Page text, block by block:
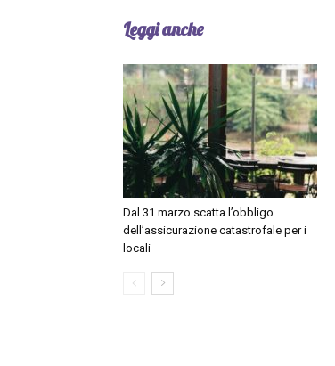
Leggi anche
Dal 31 marzo scatta l’obbligo
dell’assicurazione catastrofale per i
locali